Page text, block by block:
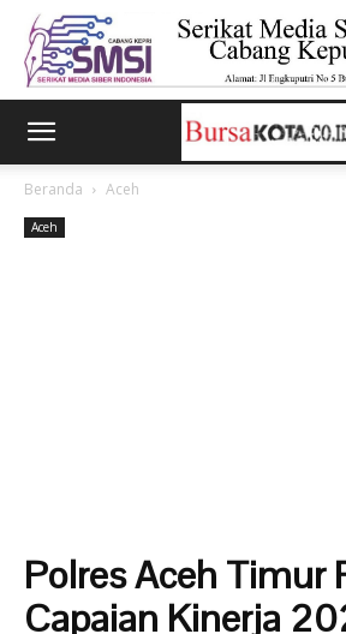
Beranda Aceh
Aceh
Polres Aceh Timur
Capaian Kinerja